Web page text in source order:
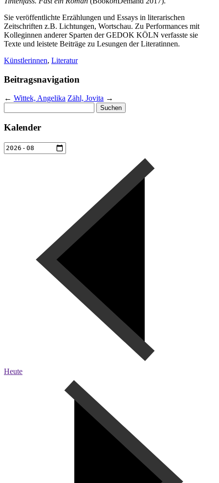
Sie veröffentlichte Erzählungen und Essays in literarischen
Zeitschriften z.B. Lichtungen, Wortschau. Zu Performances mit
Kolleginnen anderer Sparten der GEDOK KÖLN verfasste sie
Texte und leistete Beiträge zu Lesungen der Literatinnen.
Künstlerinnen, Literatur
Beitragsnavigation
← Wittek, Angelika Zähl, Jovita →
nach:
Kalender
Heute